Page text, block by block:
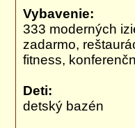
Vybavenie:
333 moderných
zadarmo,
fitness,
Deti:
detský bazén